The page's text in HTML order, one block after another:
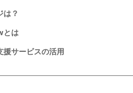
は？
とは
サービスの活用